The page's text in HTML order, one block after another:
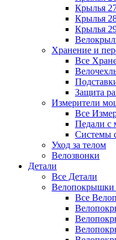
Крылья
Крылья
Крылья
Хранение и
Все
Защита
Измерители
Все
Педали с
Системы
Уход за телом
Велозвонки
Детали
Все Детали
Велопокрышки
Все